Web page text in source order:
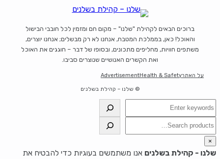
ברוכים הבאים לקהילת "שלנו" – מקום חם ומזמין לכל חובבי הבישול
והאוכל! כאן, בממלכת המטבח, אנחנו לא רק מבשלים; אנחנו יוצרים,
משתפים חוויות, מחליפים מתכונים, ובסופו של דבר – חוגגים את האוכל
ואת הקשרים האנושיים שנוצרים סביבו.
על האתרHealth & Safety
Advertisement
© שלנו – קהילת בשלנים
חיפוש
חיפוש
×
שלנו - קהילת בשלנים אנו משתמשים בעוגיות כדי להבטיח את